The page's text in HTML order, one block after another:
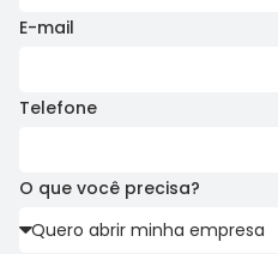
E-mail
Telefone
O que você precisa?